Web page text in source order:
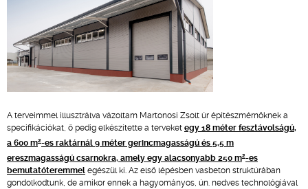
A terveimmel illusztrálva vázoltam Martonosi Zsolt úr építészmérnöknek a
specifikációkat, ő pedig elkészítette a terveket egy 18 méter fesztávolságú,
a 600 m2-es raktárnál 9 méter gerincmagasságú és 5,5 m
ereszmagasságú csarnokra, amely egy alacsonyabb 250 m2-es
bemutatóteremmel egészül ki. Az első lépésben vasbeton struktúrában
gondolkodtunk, de amikor ennek a hagyományos, ún. nedves technológiával